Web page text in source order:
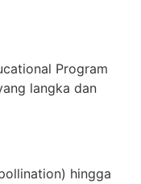
Program
langka dan
hingga